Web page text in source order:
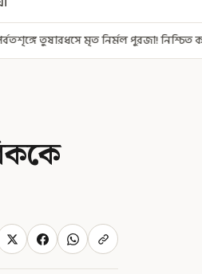
নিশ্চিত করল Elite Exped